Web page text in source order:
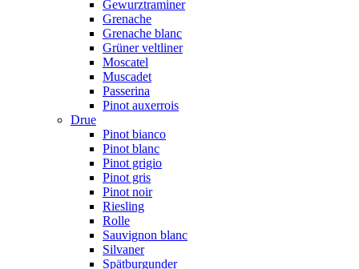
Gewurztraminer
Grenache
Grenache blanc
Grüner veltliner
Moscatel
Muscadet
Passerina
Pinot auxerrois
Drue
Pinot bianco
Pinot blanc
Pinot grigio
Pinot gris
Pinot noir
Riesling
Rolle
Sauvignon blanc
Silvaner
Spätburgunder